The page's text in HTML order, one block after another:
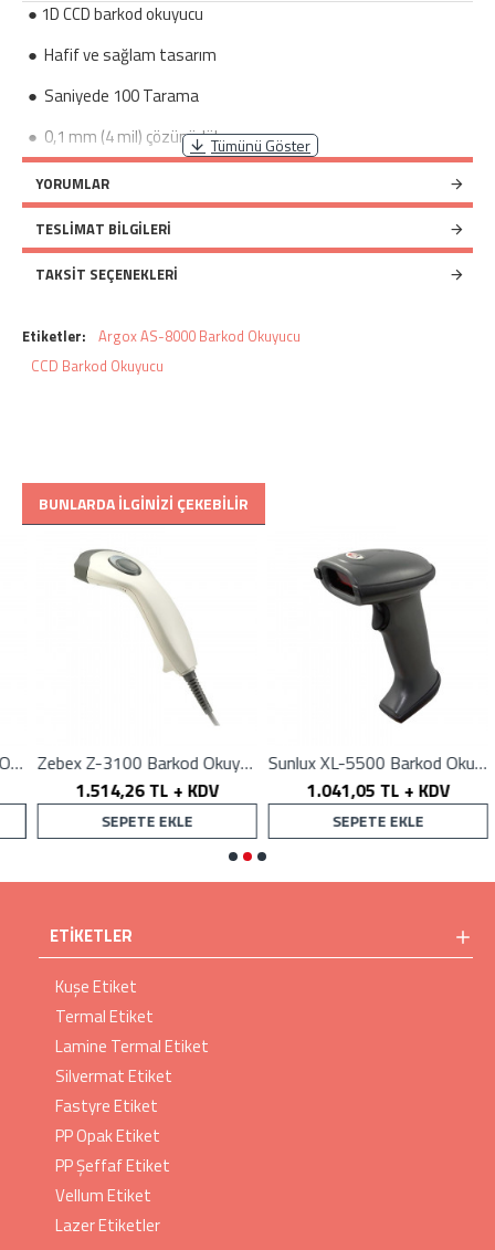
● 1D CCD barkod okuyucu
● Hafif ve sağlam tasarım
● Saniyede 100 Tarama
● 0,1 mm (4 mil) çözünürlük
● 0 ~ 125 mm okuma mesafesi
● USB, Klavye (PS/2) ve Seri Port Desteği
● Güneş ışığında dahi okuma
YORUMLAR
TESLIMAT BILGILERI
TAKSIT SEÇENEKLERI
Etiketler: Argox AS-8000 Barkod Okuyucu
CCD Barkod Okuyucu
BUNLARDA İLGINIZI ÇEKEBILIR
Okuyucu
Zebex Z-3100 Barkod Okuyucu
1.514,26 TL + KDV
SEPETE EKLE
Sunlux XL-5500 Barkod Okuyucu
1.041,05 TL + KDV
SEPETE EKLE
ETIKETLER
Kuşe Etiket
Termal Etiket
Lamine Termal Etiket
Silvermat Etiket
Fastyre Etiket
PP Opak Etiket
PP Şeffaf Etiket
Vellum Etiket
Lazer Etiketler